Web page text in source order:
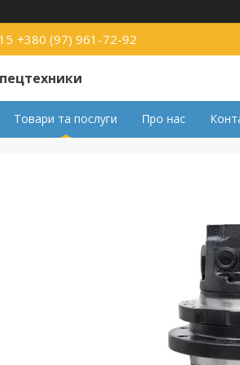
+380 (97) 961-72-92
Товари та послуги Про нас